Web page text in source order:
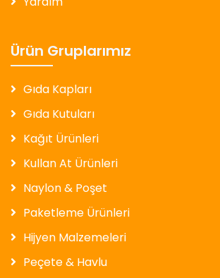
Ürün Gruplarımız
Gıda Kapları
Gıda Kutuları
Kağıt Ürünleri
Kullan At Ürünleri
Naylon & Poşet
Paketleme Ürünleri
Hijyen Malzemeleri
Peçete & Havlu